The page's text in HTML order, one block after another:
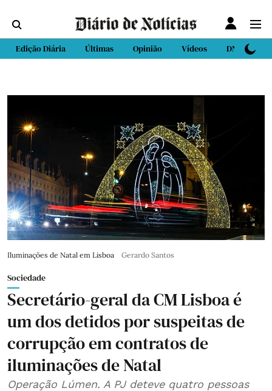
Edição Diária Últimas Opinião Vídeos DN Sport
Iluminações de Natal em Lisboa Gerardo Santos
Sociedade
Secretário-geral da CM Lisboa é
um dos detidos por suspeitas de
corrupção em contratos de
iluminações de Natal
Operação Lúmen. A PJ deteve quatro pessoas